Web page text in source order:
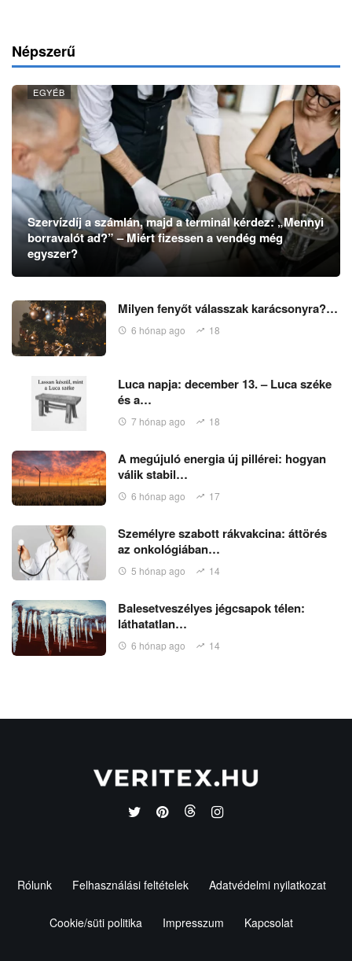
Népszerű
EGYÉB
Szervízdíj a számlán, majd a terminál kérdez: „Mennyi
borravalót ad?” – Miért fizessen a vendég még
egyszer?
Milyen fenyőt válasszak karácsonyra?…
6 hónap ago 18
Luca napja: december 13. – Luca széke
és a…
7 hónap ago 18
A megújuló energia új pillérei: hogyan
válik stabil…
6 hónap ago 17
Személyre szabott rákvakcina: áttörés
az onkológiában…
5 hónap ago 14
Balesetveszélyes jégcsapok télen:
láthatatlan…
6 hónap ago 14
Rólunk Felhasználási feltételek Adatvédelmi nyilatkozat
Cookie/süti politika Impresszum Kapcsolat